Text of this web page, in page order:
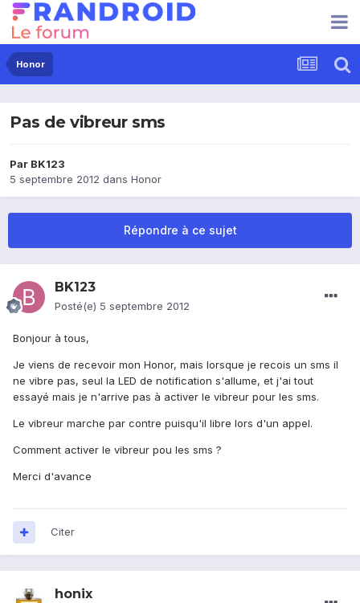
Honor
Pas de vibreur sms
Par BK123
5 septembre 2012 dans Honor
Répondre à ce sujet
BK123
Posté(e) 5 septembre 2012
Bonjour à tous,
Je viens de recevoir mon Honor, mais lorsque je recois un sms il
ne vibre pas, seul la LED de notification s'allume, et j'ai tout
essayé mais je n'arrive pas à activer le vibreur pour les sms.
Le vibreur marche par contre puisqu'il libre lors d'un appel.
Comment activer le vibreur pou les sms ?
Merci d'avance
Citer
honix